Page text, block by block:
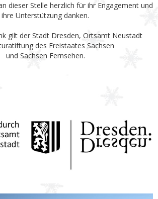
dieser Stelle herzlich für ihr Engagement und
ihre Unterstützung danken.
gilt der Stadt Dresden, Ortsamt Neustadt
des Freistaates Sachsen
und Sachsen Fernsehen.